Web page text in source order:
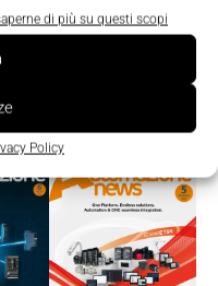
di più su questi scopi
Policy